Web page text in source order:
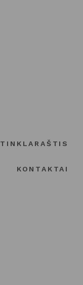
TINKLARAŠTIS
KONTAKTAI